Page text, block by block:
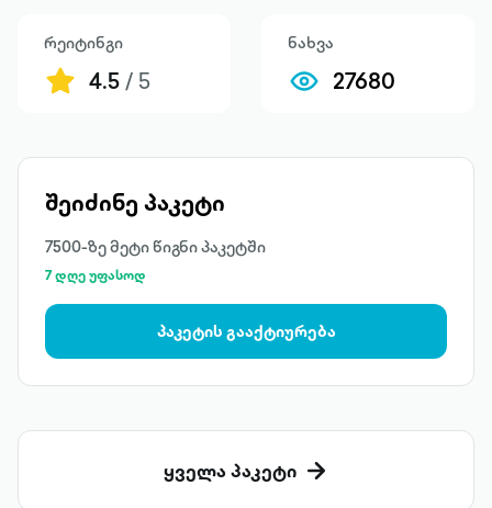
რეიტინგი
4.5/ 5
ნახვა
27680
შეიძინე პაკეტი
7500-ზე მეტი წიგნი პაკეტში
7 დღე უფასოდ
პაკეტის გააქტიურება
ყველა პაკეტი